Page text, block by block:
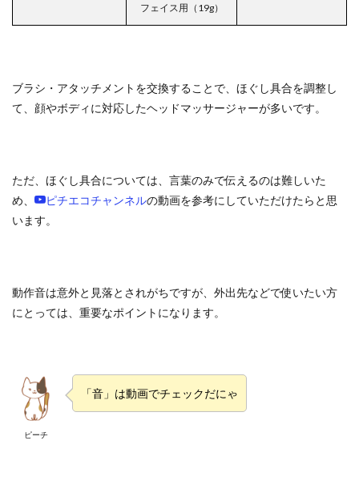
フェイス用（19g）
ブラシ・アタッチメントを交換することで、ほぐし具合を調整し
て、顔やボディに対応したヘッドマッサージャーが多いです。
ただ、ほぐし具合については、言葉のみで伝えるのは難しいた
め、
ピチエコチャンネルの動画を参考にしていただけたらと思
います。
動作音は意外と見落とされがちですが、外出先などで使いたい方
にとっては、重要なポイントになります。
ピーチ
「音」は動画でチェックだにゃ